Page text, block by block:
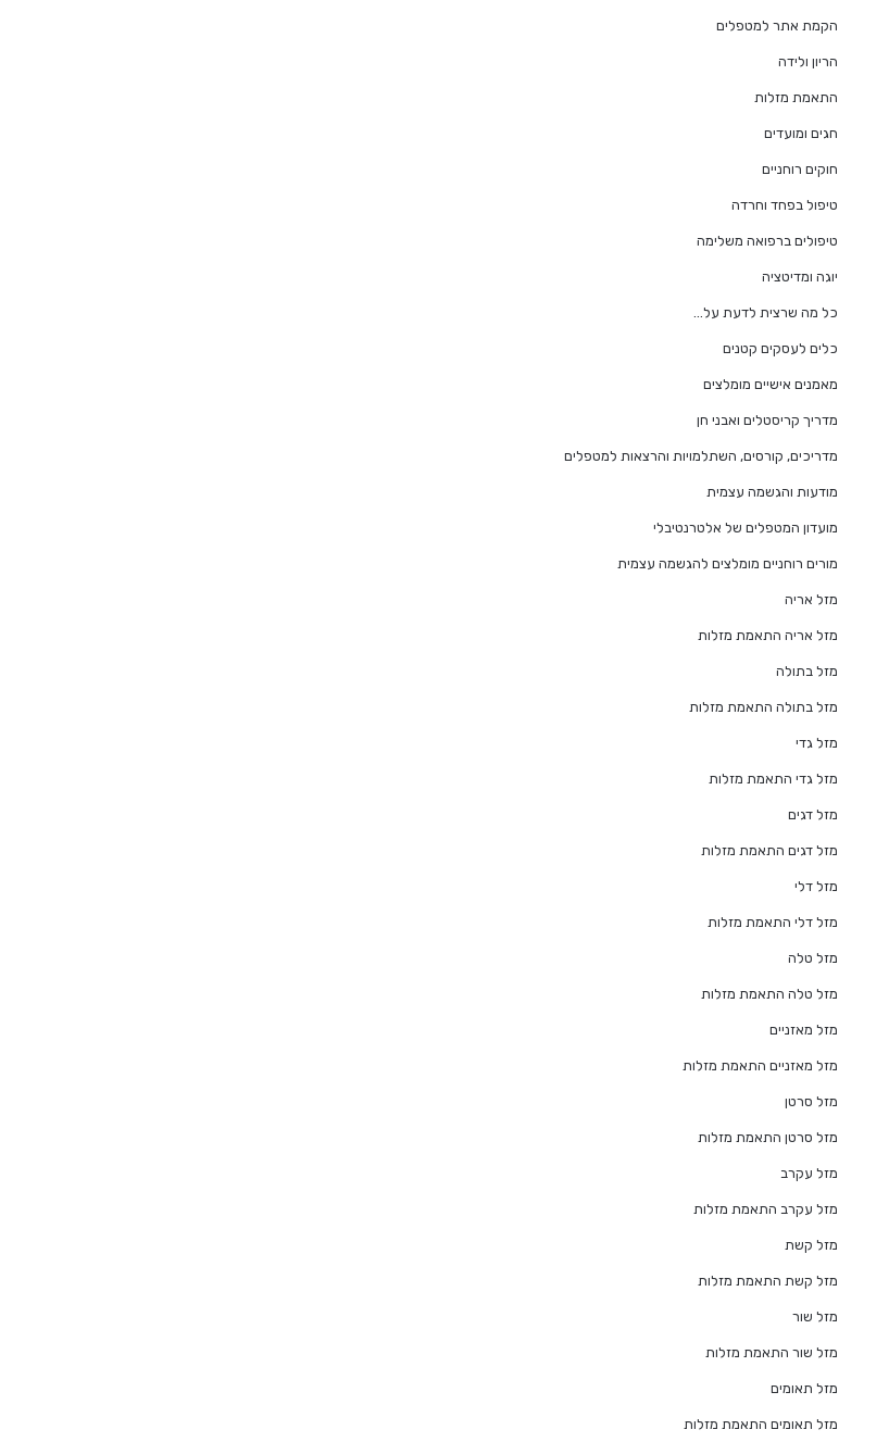
הקמת אתר למטפלים
הריון ולידה
התאמת מזלות
חגים ומועדים
חוקים רוחניים
טיפול בפחד וחרדה
טיפולים ברפואה משלימה
יוגה ומדיטציה
כל מה שרצית לדעת על…
כלים לעסקים קטנים
מאמנים אישיים מומלצים
מדריך קריסטלים ואבני חן
מדריכים, קורסים, השתלמויות והרצאות למטפלים
מודעות והגשמה עצמית
מועדון המטפלים של אלטרנטיבלי
מורים רוחניים מומלצים להגשמה עצמית
מזל אריה
מזל אריה התאמת מזלות
מזל בתולה
מזל בתולה התאמת מזלות
מזל גדי
מזל גדי התאמת מזלות
מזל דגים
מזל דגים התאמת מזלות
מזל דלי
מזל דלי התאמת מזלות
מזל טלה
מזל טלה התאמת מזלות
מזל מאזניים
מזל מאזניים התאמת מזלות
מזל סרטן
מזל סרטן התאמת מזלות
מזל עקרב
מזל עקרב התאמת מזלות
מזל קשת
מזל קשת התאמת מזלות
מזל שור
מזל שור התאמת מזלות
מזל תאומים
מזל תאומים התאמת מזלות